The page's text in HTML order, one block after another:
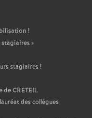
!
stagiaires »
stagiaires !
deCRETEIL
des collègues